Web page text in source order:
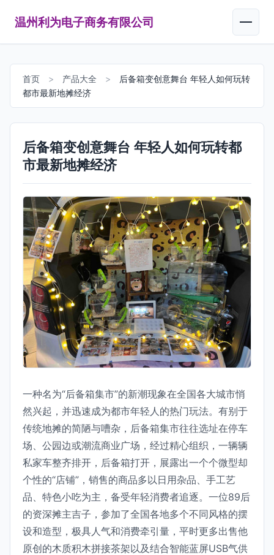
温州利为电子商务有限公司
首页 > 产品大全 >
后备箱变创意舞台 年轻人如何玩转
都市最新地摊经济
后备箱变创意舞台 年轻人如何玩转都
市最新地摊经济
一种名为“后备箱集市”的新潮现象在全国各大城市悄
然兴起，并迅速成为都市年轻人的热门玩法。有别于
传统地摊的简陋与嘈杂，后备箱集市往往选址在停车
场、公园边或潮流商业广场，经过精心组织，一辆辆
私家车整齐排开，后备箱打开，展露出一个个微型却
个性的“店铺”，销售的商品多以日用杂品、手工艺
品、特色小吃为主，备受年轻消费者追逐。一位89后
的资深摊主吉子，参加了全国各地多个不同风格的摆
设和造型，极具人气和消费牵引量，平时更多出售他
原创的木质积木拼接茶架以及结合智能蓝屏USB气供